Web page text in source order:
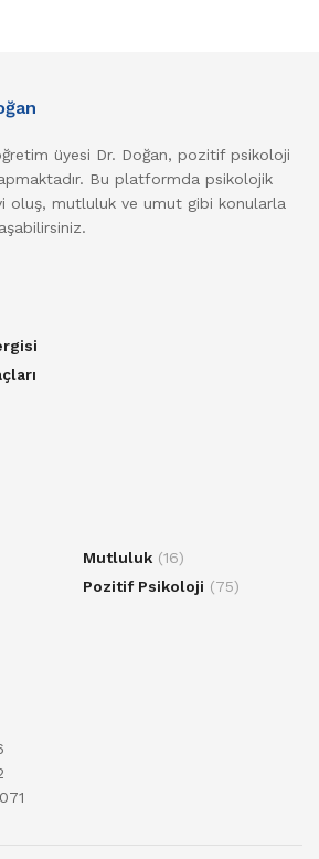
üyesi Dr. Doğan, pozitif psikoloji
Bu platformda psikolojik
oluş, mutluluk ve umut gibi konularla
Mutluluk (16)
Pozitif Psikoloji (75)